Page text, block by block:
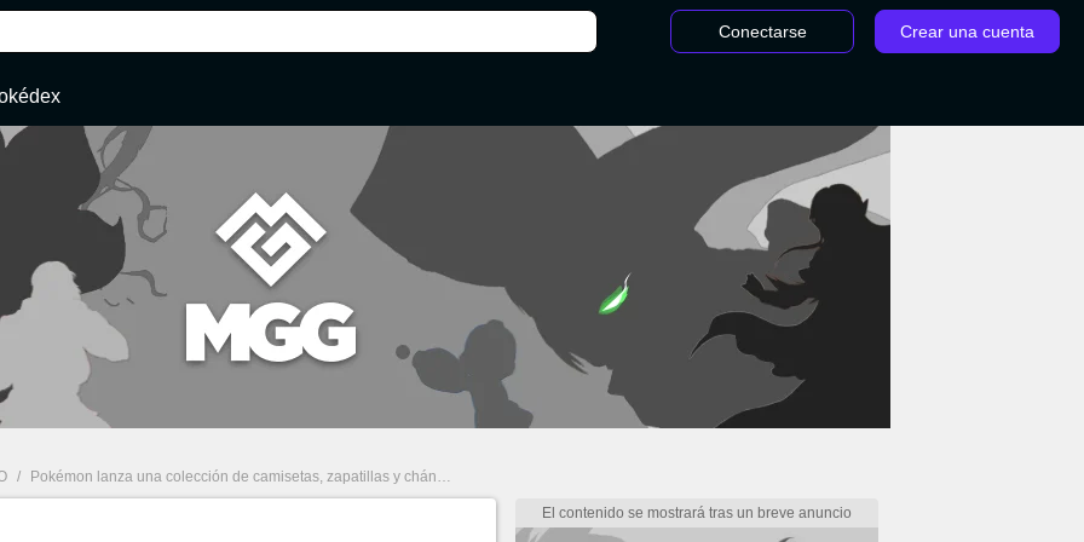
Conectarse Crear una cuenta
/ Pokémon lanza una colección de camisetas, zapatillas y chándales con Adidas